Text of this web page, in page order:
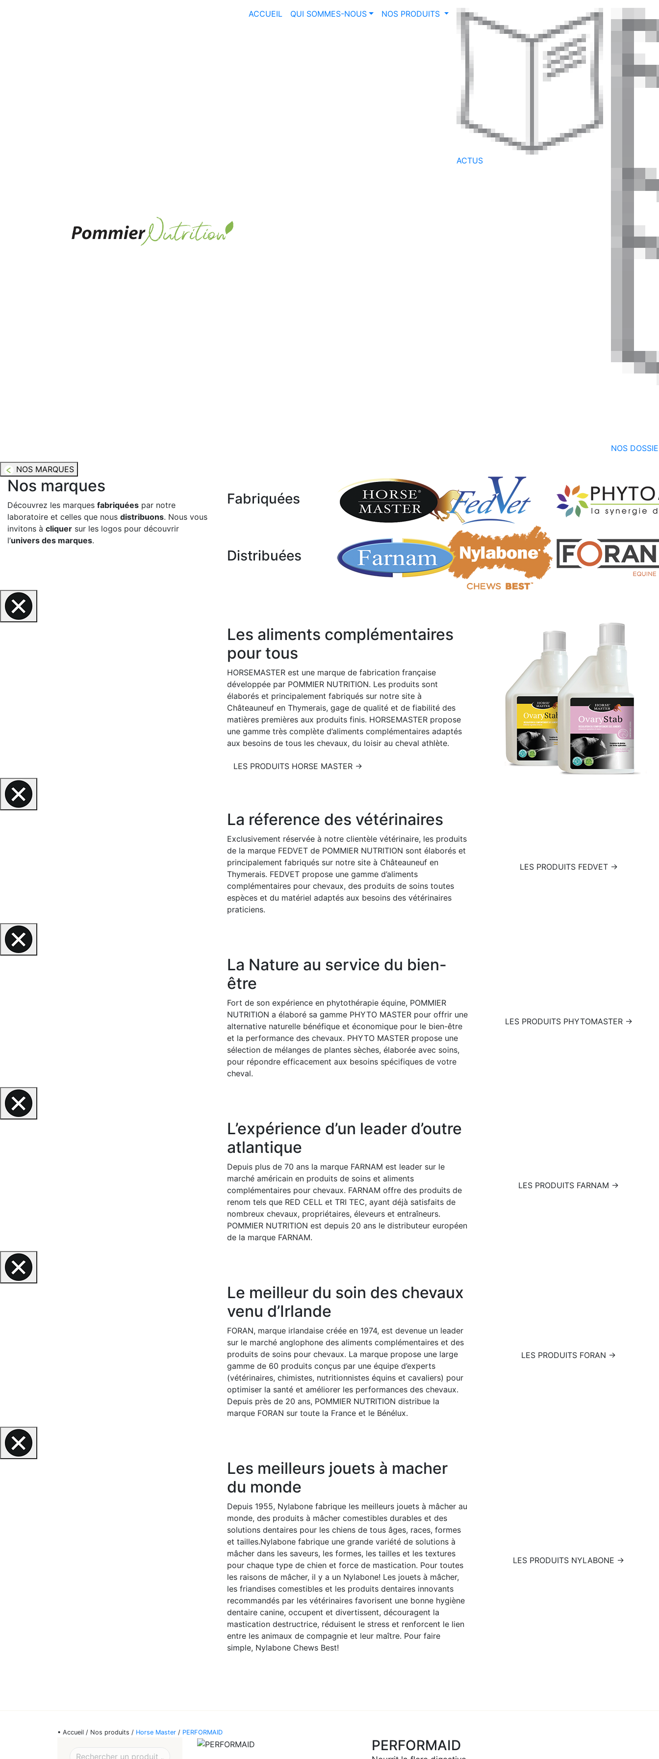
ACCUEIL QUI SOMMES-NOUS NOS PRODUITS
ACTUS
NOS
NOS MARQUES
Nos marques
Découvrez les marques fabriquées par notre
laboratoire et celles que nous distribuons. Nous vous
invitons à cliquer sur les logos pour découvrir
l’univers des marques.
Fabriquées
Distribuées
Les aliments complémentaires
pour tous
HORSEMASTER est une marque de fabrication française
développée par POMMIER NUTRITION. Les produits sont
élaborés et principalement fabriqués sur notre site à
Châteauneuf en Thymerais, gage de qualité et de fiabilité des
matières premières aux produits finis. HORSEMASTER propose
une gamme très complète d’aliments complémentaires adaptés
aux besoins de tous les chevaux, du loisir au cheval athlète.
LES PRODUITS HORSE MASTER →
La réference des vétérinaires
Exclusivement réservée à notre clientèle vétérinaire, les produits
de la marque FEDVET de POMMIER NUTRITION sont élaborés et
principalement fabriqués sur notre site à Châteauneuf en
Thymerais. FEDVET propose une gamme d’aliments
complémentaires pour chevaux, des produits de soins toutes
espèces et du matériel adaptés aux besoins des vétérinaires
praticiens.
LES PRODUITS FEDVET →
La Nature au service du bien-
être
Fort de son expérience en phytothérapie équine, POMMIER
NUTRITION a élaboré sa gamme PHYTO MASTER pour offrir une
alternative naturelle bénéfique et économique pour le bien-être
et la performance des chevaux. PHYTO MASTER propose une
sélection de mélanges de plantes sèches, élaborée avec soins,
pour répondre efficacement aux besoins spécifiques de votre
cheval.
LES PRODUITS PHYTOMASTER →
L’expérience d’un leader d’outre
atlantique
Depuis plus de 70 ans la marque FARNAM est leader sur le
marché américain en produits de soins et aliments
complémentaires pour chevaux. FARNAM offre des produits de
renom tels que RED CELL et TRI TEC, ayant déjà satisfaits de
nombreux chevaux, propriétaires, éleveurs et entraîneurs.
POMMIER NUTRITION est depuis 20 ans le distributeur européen
de la marque FARNAM.
LES PRODUITS FARNAM →
Le meilleur du soin des chevaux
venu d’Irlande
FORAN, marque irlandaise créée en 1974, est devenue un leader
sur le marché anglophone des aliments complémentaires et des
produits de soins pour chevaux. La marque propose une large
gamme de 60 produits conçus par une équipe d’experts
(vétérinaires, chimistes, nutritionnistes équins et cavaliers) pour
optimiser la santé et améliorer les performances des chevaux.
Depuis près de 20 ans, POMMIER NUTRITION distribue la
marque FORAN sur toute la France et le Bénélux.
LES PRODUITS FORAN →
Les meilleurs jouets à macher
du monde
Depuis 1955, Nylabone fabrique les meilleurs jouets à mâcher au
monde, des produits à mâcher comestibles durables et des
solutions dentaires pour les chiens de tous âges, races, formes
et tailles.Nylabone fabrique une grande variété de solutions à
mâcher dans les saveurs, les formes, les tailles et les textures
pour chaque type de chien et force de mastication. Pour toutes
les raisons de mâcher, il y a un Nylabone! Les jouets à mâcher,
les friandises comestibles et les produits dentaires innovants
recommandés par les vétérinaires favorisent une bonne hygiène
dentaire canine, occupent et divertissent, découragent la
mastication destructrice, réduisent le stress et renforcent le lien
entre les animaux de compagnie et leur maître. Pour faire
simple, Nylabone Chews Best!
LES PRODUITS NYLABONE →
• Accueil / Nos produits / Horse Master / PERFORMAID
PERFORMAID